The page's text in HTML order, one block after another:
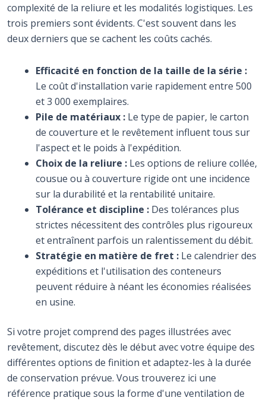
complexité de la reliure et les modalités logistiques. Les
trois premiers sont évidents. C'est souvent dans les
deux derniers que se cachent les coûts cachés.
Efficacité en fonction de la taille de la série :
Le coût d'installation varie rapidement entre 500
et 3 000 exemplaires.
Pile de matériaux : Le type de papier, le carton
de couverture et le revêtement influent tous sur
l'aspect et le poids à l'expédition.
Choix de la reliure : Les options de reliure collée,
cousue ou à couverture rigide ont une incidence
sur la durabilité et la rentabilité unitaire.
Tolérance et discipline : Des tolérances plus
strictes nécessitent des contrôles plus rigoureux
et entraînent parfois un ralentissement du débit.
Stratégie en matière de fret : Le calendrier des
expéditions et l'utilisation des conteneurs
peuvent réduire à néant les économies réalisées
en usine.
Si votre projet comprend des pages illustrées avec
revêtement, discutez dès le début avec votre équipe des
différentes options de finition et adaptez-les à la durée
de conservation prévue. Vous trouverez ici une
référence pratique sous la forme d'une ventilation de